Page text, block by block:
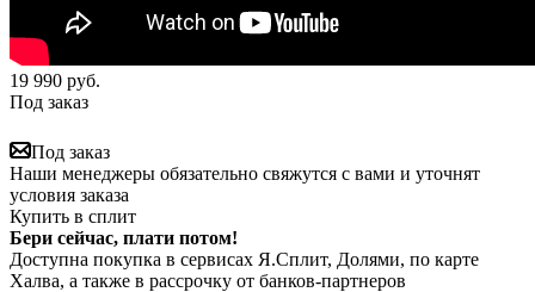
19 990 руб.
Под заказ
Под заказ
Наши менеджеры обязательно свяжутся с вами и уточнят
условия заказа
Купить в сплит
Бери сейчас, плати потом!
Доступна покупка в сервисах Я.Сплит, Долями, по карте
Халва, а также в рассрочку от банков-партнеров